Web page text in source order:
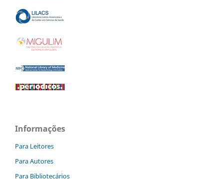
Informações
Para Leitores
Para Autores
Para Bibliotecários